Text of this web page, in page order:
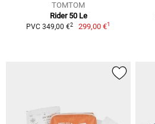
TOMTOM
Rider 50 Le
PVC 349,00 €2 299,00 €1